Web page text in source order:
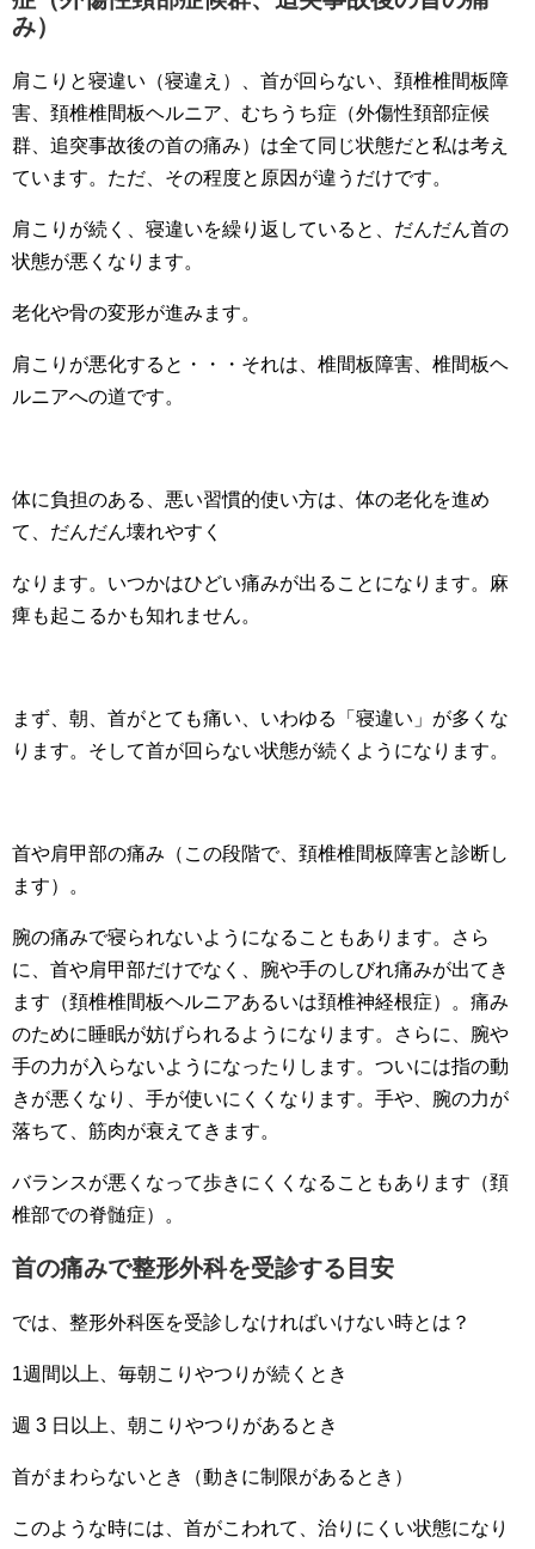
み）
肩こりと寝違い（寝違え）、首が回らない、頚椎椎間板障
害、頚椎椎間板ヘルニア、むちうち症（外傷性頚部症候
群、追突事故後の首の痛み）は全て同じ状態だと私は考え
ています。ただ、その程度と原因が違うだけです。
肩こりが続く、寝違いを繰り返していると、だんだん首の
状態が悪くなります。
老化や骨の変形が進みます。
肩こりが悪化すると・・・それは、椎間板障害、椎間板ヘ
ルニアへの道です。
体に負担のある、悪い習慣的使い方は、体の老化を進め
て、だんだん壊れやすく
なります。いつかはひどい痛みが出ることになります。麻
痺も起こるかも知れません。
まず、朝、首がとても痛い、いわゆる「寝違い」が多くな
ります。そして首が回らない状態が続くようになります。
首や肩甲部の痛み（この段階で、頚椎椎間板障害と診断し
ます）。
腕の痛みで寝られないようになることもあります。さら
に、首や肩甲部だけでなく、腕や手のしびれ痛みが出てき
ます（頚椎椎間板ヘルニアあるいは頚椎神経根症）。痛み
のために睡眠が妨げられるようになります。さらに、腕や
手の力が入らないようになったりします。ついには指の動
きが悪くなり、手が使いにくくなります。手や、腕の力が
落ちて、筋肉が衰えてきます。
バランスが悪くなって歩きにくくなることもあります（頚
椎部での脊髄症）。
首の痛みで整形外科を受診する目安
では、整形外科医を受診しなければいけない時とは？
1週間以上、毎朝こりやつりが続くとき
週 3 日以上、朝こりやつりがあるとき
首がまわらないとき（動きに制限があるとき）
このような時には、首がこわれて、治りにくい状態になり